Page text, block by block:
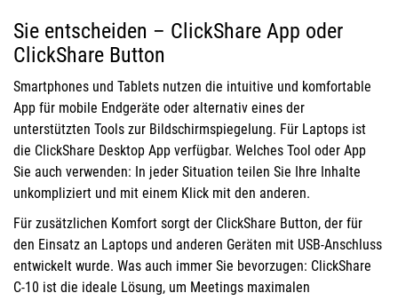
Sie entscheiden – ClickShare App oder
ClickShare Button
Smartphones und Tablets nutzen die intuitive und komfortable
App für mobile Endgeräte oder alternativ eines der
unterstützten Tools zur Bildschirmspiegelung. Für Laptops ist
die ClickShare Desktop App verfügbar. Welches Tool oder App
Sie auch verwenden: In jeder Situation teilen Sie Ihre Inhalte
unkompliziert und mit einem Klick mit den anderen.
Für zusätzlichen Komfort sorgt der ClickShare Button, der für
den Einsatz an Laptops und anderen Geräten mit USB-Anschluss
entwickelt wurde. Was auch immer Sie bevorzugen: ClickShare
C-10 ist die ideale Lösung, um Meetings maximalen